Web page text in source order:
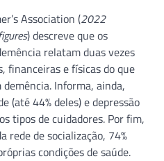
Association (2022
) descreve que os
relatam duas vezes
financeiras e físicas do que
Informa, ainda,
(até 44% deles) e depressão
tipos de cuidadores. Por fim,
rede de socialização, 74%
condições de saúde.